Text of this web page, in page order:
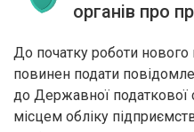
органів про
До початку роботи
повинен подати
до Державної податкової
місцем обліку